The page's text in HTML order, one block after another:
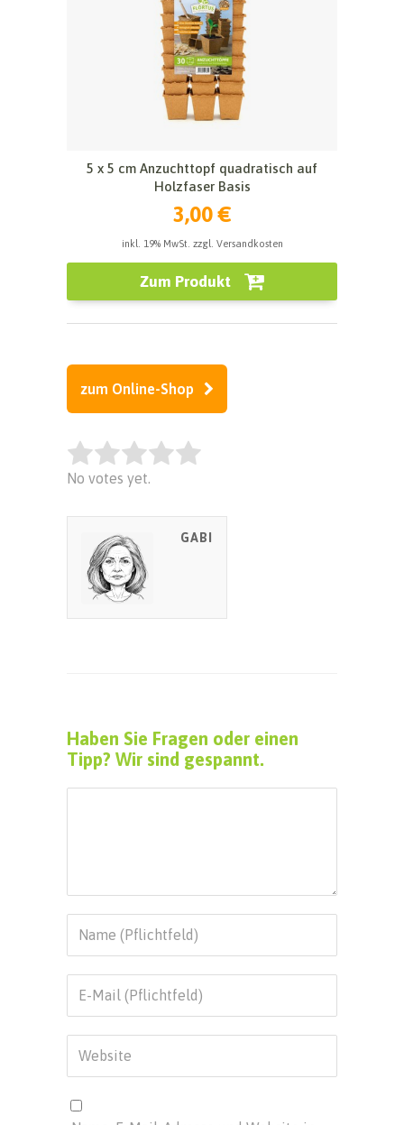
5 x 5 cm Anzuchttopf quadratisch auf
Holzfaser Basis
3,00 €
inkl. 19% MwSt. zzgl. Versandkosten
Zum Produkt
zum Online-Shop
Rate this item:
SUBMIT RATING
No votes yet.
GABI
Haben Sie Fragen oder einen
Tipp? Wir sind gespannt.